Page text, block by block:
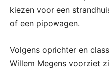
kiezen voor een
of een pipowagen.
Volgens oprichter en
Willem Megens voorziet